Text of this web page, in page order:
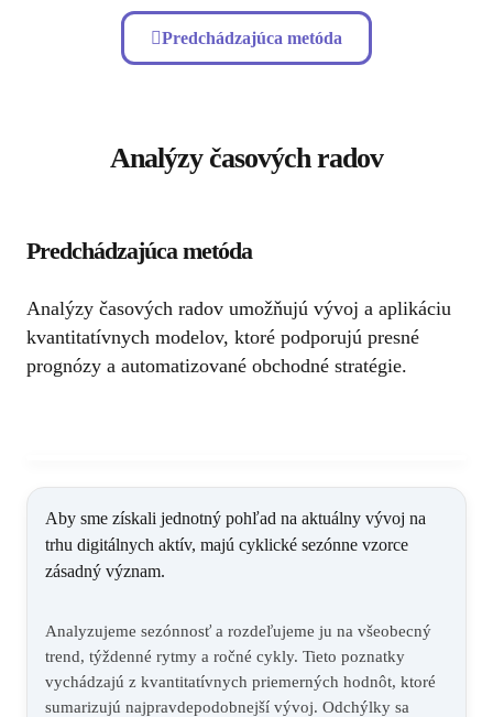
Predchádzajúca metóda
Analýzy časových radov
Predchádzajúca metóda
Analýzy časových radov umožňujú vývoj a aplikáciu
kvantitatívnych modelov, ktoré podporujú presné
prognózy a automatizované obchodné stratégie.
Aby sme získali jednotný pohľad na aktuálny vývoj na
trhu digitálnych aktív, majú cyklické sezónne vzorce
zásadný význam.
Analyzujeme sezónnosť a rozdeľujeme ju na všeobecný
trend, týždenné rytmy a ročné cykly. Tieto poznatky
vychádzajú z kvantitatívnych priemerných hodnôt, ktoré
sumarizujú najpravdepodobnejší vývoj. Odchýlky sa